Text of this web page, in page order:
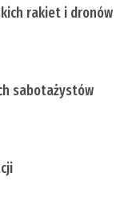
rakiet i dronów
sabotażystów